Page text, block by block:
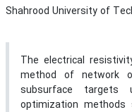
Shahrood University of
The electrical
method of network
subsurface targets
optimization methods